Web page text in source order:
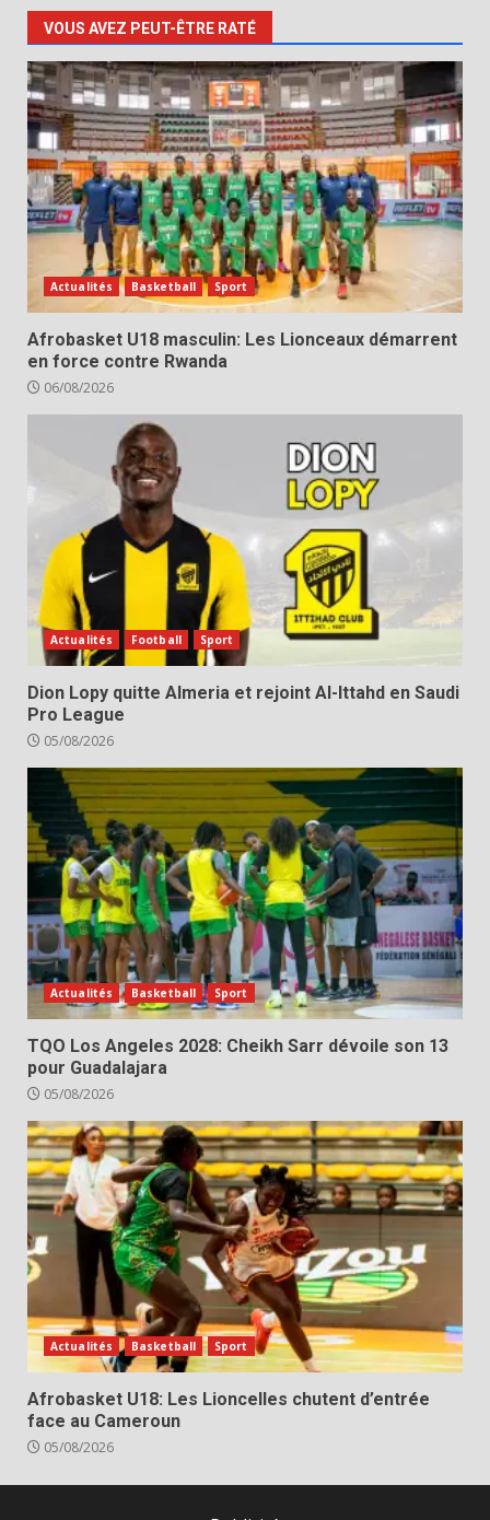
VOUS AVEZ PEUT-ÊTRE RATÉ
Actualités Basketball Sport
Afrobasket U18 masculin: Les Lionceaux démarrent
en force contre Rwanda
06/08/2026
Actualités Football Sport
Dion Lopy quitte Almeria et rejoint Al-Ittahd en Saudi
Pro League
05/08/2026
Actualités Basketball Sport
TQO Los Angeles 2028: Cheikh Sarr dévoile son 13
pour Guadalajara
05/08/2026
Actualités Basketball Sport
Afrobasket U18: Les Lioncelles chutent d’entrée
face au Cameroun
05/08/2026